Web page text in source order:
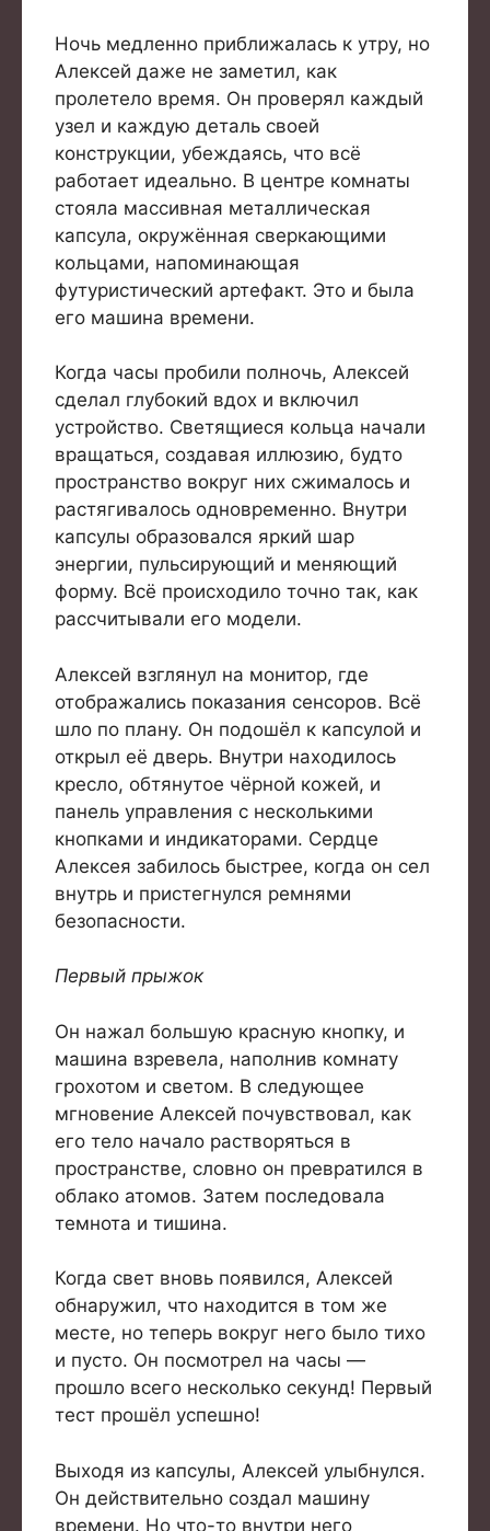
Ночь медленно приближалась к утру, но
Алексей даже не заметил, как
пролетело время. Он проверял каждый
узел и каждую деталь своей
конструкции, убеждаясь, что всё
работает идеально. В центре комнаты
стояла массивная металлическая
капсула, окружённая сверкающими
кольцами, напоминающая
футуристический артефакт. Это и была
его машина времени.
Когда часы пробили полночь, Алексей
сделал глубокий вдох и включил
устройство. Светящиеся кольца начали
вращаться, создавая иллюзию, будто
пространство вокруг них сжималось и
растягивалось одновременно. Внутри
капсулы образовался яркий шар
энергии, пульсирующий и меняющий
форму. Всё происходило точно так, как
рассчитывали его модели.
Алексей взглянул на монитор, где
отображались показания сенсоров. Всё
шло по плану. Он подошёл к капсулой и
открыл её дверь. Внутри находилось
кресло, обтянутое чёрной кожей, и
панель управления с несколькими
кнопками и индикаторами. Сердце
Алексея забилось быстрее, когда он сел
внутрь и пристегнулся ремнями
безопасности.
Первый прыжок
Он нажал большую красную кнопку, и
машина взревела, наполнив комнату
грохотом и светом. В следующее
мгновение Алексей почувствовал, как
его тело начало растворяться в
пространстве, словно он превратился в
облако атомов. Затем последовала
темнота и тишина.
Когда свет вновь появился, Алексей
обнаружил, что находится в том же
месте, но теперь вокруг него было тихо
и пусто. Он посмотрел на часы —
прошло всего несколько секунд! Первый
тест прошёл успешно!
Выходя из капсулы, Алексей улыбнулся.
Он действительно создал машину
времени. Но что-то внутри него